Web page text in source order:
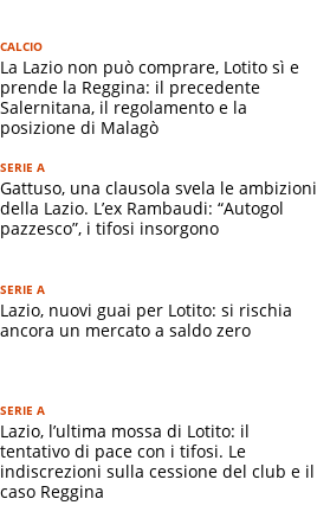
CALCIO
La Lazio non può comprare, Lotito sì e
prende la Reggina: il precedente
Salernitana, il regolamento e la
posizione di Malagò
SERIE A
Gattuso, una clausola svela le ambizioni
della Lazio. L’ex Rambaudi: “Autogol
pazzesco”, i tifosi insorgono
SERIE A
Lazio, nuovi guai per Lotito: si rischia
ancora un mercato a saldo zero
SERIE A
Lazio, l’ultima mossa di Lotito: il
tentativo di pace con i tifosi. Le
indiscrezioni sulla cessione del club e il
caso Reggina